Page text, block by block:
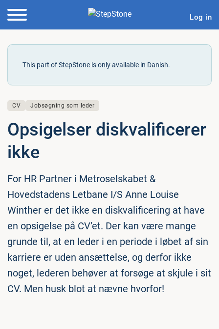
Log in
This part of StepStone is only available in Danish.
CV Jobsøgning som leder
Op­si­gel­ser diskva­li­fi­ce­rer
ikke
For HR Partner i Metroselskabet &
Hovedstadens Letbane I/S Anne Louise
Winther er det ikke en diskvalificering at have
en opsigelse på CV’et. Der kan være mange
grunde til, at en leder i en periode i løbet af sin
karriere er uden ansættelse, og derfor ikke
noget, lederen behøver at forsøge at skjule i sit
CV. Men husk blot at nævne hvorfor!